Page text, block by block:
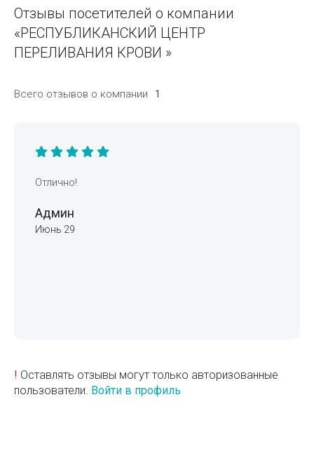
Отзывы посетителей о компании
«РЕСПУБЛИКАНСКИЙ ЦЕНТР
ПЕРЕЛИВАНИЯ КРОВИ »
Всего отзывов о компании 1
Отлично!
Админ
Июнь 29
! Оставлять отзывы могут только авторизованные
пользователи. Войти в профиль